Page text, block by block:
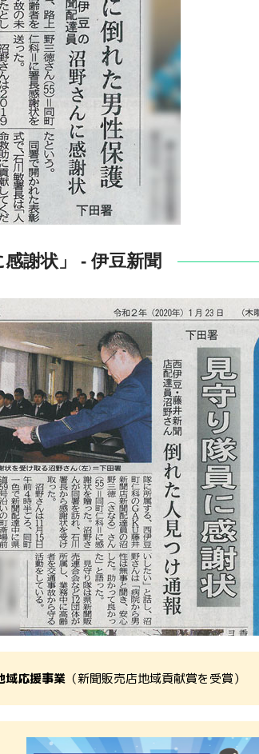
感謝状」 - 伊豆新聞
域応援事業 （新聞販売店地域貢献賞を受賞）